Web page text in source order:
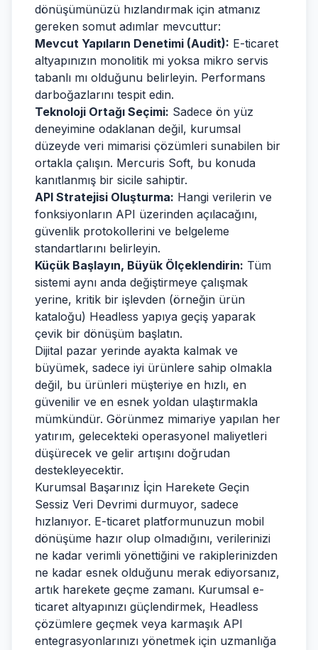
dönüşümünüzü hızlandırmak için atmanız
gereken somut adımlar mevcuttur:
Mevcut Yapıların Denetimi (Audit): E-ticaret
altyapınızın monolitik mi yoksa mikro servis
tabanlı mı olduğunu belirleyin. Performans
darboğazlarını tespit edin.
Teknoloji Ortağı Seçimi: Sadece ön yüz
deneyimine odaklanan değil, kurumsal
düzeyde veri mimarisi çözümleri sunabilen bir
ortakla çalışın. Mercuris Soft, bu konuda
kanıtlanmış bir sicile sahiptir.
API Stratejisi Oluşturma: Hangi verilerin ve
fonksiyonların API üzerinden açılacağını,
güvenlik protokollerini ve belgeleme
standartlarını belirleyin.
Küçük Başlayın, Büyük Ölçeklendirin: Tüm
sistemi aynı anda değiştirmeye çalışmak
yerine, kritik bir işlevden (örneğin ürün
kataloğu) Headless yapıya geçiş yaparak
çevik bir dönüşüm başlatın.
Dijital pazar yerinde ayakta kalmak ve
büyümek, sadece iyi ürünlere sahip olmakla
değil, bu ürünleri müşteriye en hızlı, en
güvenilir ve en esnek yoldan ulaştırmakla
mümkündür. Görünmez mimariye yapılan her
yatırım, gelecekteki operasyonel maliyetleri
düşürecek ve gelir artışını doğrudan
destekleyecektir.
Kurumsal Başarınız İçin Harekete Geçin
Sessiz Veri Devrimi durmuyor, sadece
hızlanıyor. E-ticaret platformunuzun mobil
dönüşüme hazır olup olmadığını, verilerinizi
ne kadar verimli yönettiğini ve rakiplerinizden
ne kadar esnek olduğunu merak ediyorsanız,
artık harekete geçme zamanı. Kurumsal e-
ticaret altyapınızı güçlendirmek, Headless
çözümlere geçmek veya karmaşık API
entegrasyonlarınızı yönetmek için uzmanlığa